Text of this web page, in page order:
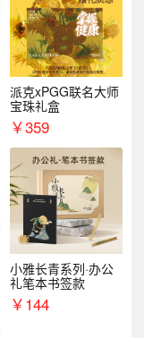
派克xPGG联名大师
宝珠礼盒
￥359
小雅长青系列·办公
礼笔本书签款
￥144